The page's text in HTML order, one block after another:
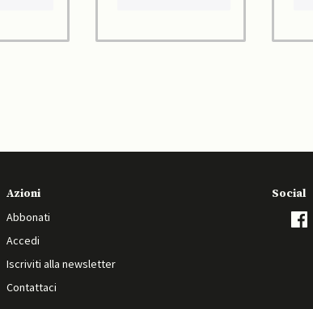
Azioni
Abbonati
Accedi
Iscriviti alla newsletter
Contattaci
Social